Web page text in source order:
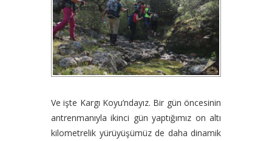
Ve işte Kargı Koyu’ndayız. Bir gün öncesinin
antrenmanıyla ikinci gün yaptığımız on altı
kilometrelik yürüyüşümüz de daha dinamik